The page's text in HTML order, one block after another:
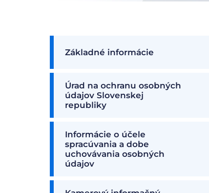
Základné informácie
Úrad na ochranu osobných
údajov Slovenskej
republiky
Informácie o účele
spracúvania a dobe
uchovávania osobných
údajov